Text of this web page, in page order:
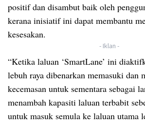
positif dan disambut baik oleh
kerana inisiatif ini dapat membantu
kesesakan.
- Iklan -
“Ketika laluan ‘SmartLane’ ini
lebuh raya dibenarkan memasuki dan
kecemasan untuk sementara sebagai
menambah kapasiti laluan terbabit
untuk masuk semula ke laluan utama